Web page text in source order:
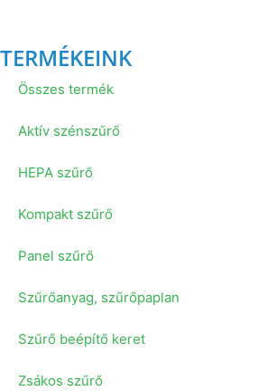
TERMÉKEINK
Összes termék
Aktív szénszűrő
HEPA szűrő
Kompakt szűrő
Panel szűrő
Szűrőanyag, szűrőpaplan
Szűrő beépítő keret
Zsákos szűrő